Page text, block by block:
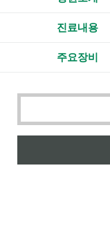
진료내용
주요장비